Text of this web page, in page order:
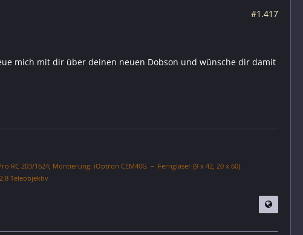
#1.417
mich mit dir über deinen neuen Dobson und wünsche dir damit
RC 203/1624; Montierung: iOptron CEM40G – Ferngläser (9 x 42, 20 x 60)
Teleobjektiv